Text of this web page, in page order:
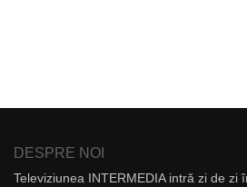
DESPRE NOI
Televiziunea INTERMEDIA intră zi de zi